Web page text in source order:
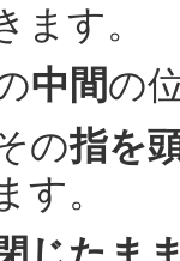
ます。
中間の
の指を
す。